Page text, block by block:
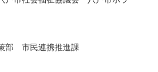
部 市民連携推進課